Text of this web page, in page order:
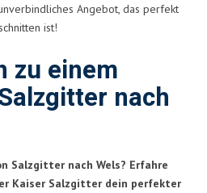
Angebot, das perfekt
ist!
zu einem
nach
Salzgitter nach Wels? Erfahre
Kaiser Salzgitter dein perfekter